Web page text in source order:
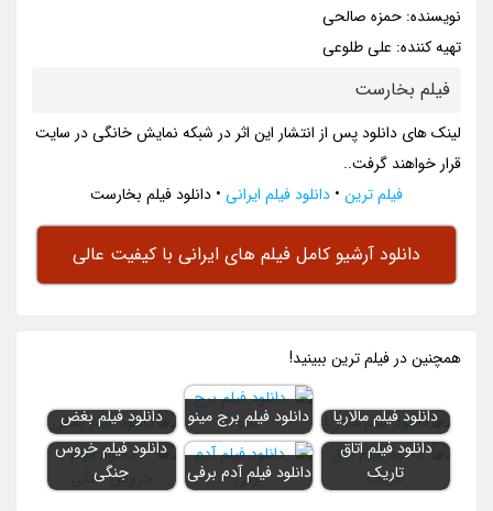
نویسنده: حمزه صالحی
تهیه کننده: علی طلوعی
فیلم بخارست
لینک های دانلود پس از انتشار این اثر در شبکه نمایش خانگی در سایت
قرار خواهند گرفت..
فیلم ترین • دانلود فیلم ایرانی • دانلود فیلم بخارست
دانلود آرشیو کامل فیلم های ایرانی با کیفیت عالی
همچنين در فيلم ترين ببينيد!
دانلود فیلم مالاریا دانلود فیلم برج مینو
دانلود فیلم بغض
دانلود فیلم اتاق
تاریک
دانلود فیلم آدم برفی
دانلود فیلم خروس
جنگی